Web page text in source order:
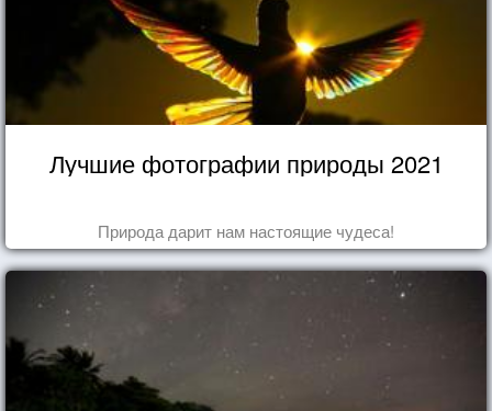
Лучшие фотографии природы 2021
Природа дарит нам настоящие чудеса!